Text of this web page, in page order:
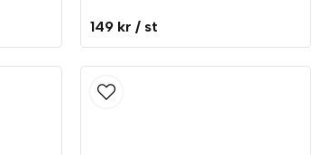
149 kr / st